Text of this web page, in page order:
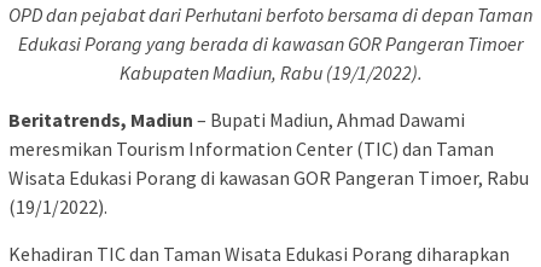
OPD dan pejabat dari Perhutani berfoto bersama di depan Taman
Edukasi Porang yang berada di kawasan GOR Pangeran Timoer
Kabupaten Madiun, Rabu (19/1/2022).
Beritatrends, Madiun – Bupati Madiun, Ahmad Dawami
meresmikan Tourism Information Center (TIC) dan Taman
Wisata Edukasi Porang di kawasan GOR Pangeran Timoer, Rabu
(19/1/2022).
Kehadiran TIC dan Taman Wisata Edukasi Porang diharapkan